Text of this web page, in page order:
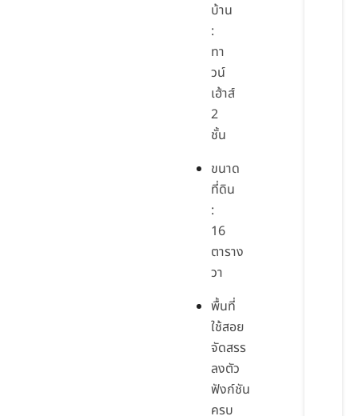
บ้าน
:
ทา
วน์
เฮ้าส์
2
ชั้น
ขนาด
ที่ดิน
:
16
ตาราง
วา
พื้นที่
ใช้สอย
จัดสรร
ลงตัว
ฟังก์ชัน
ครบ